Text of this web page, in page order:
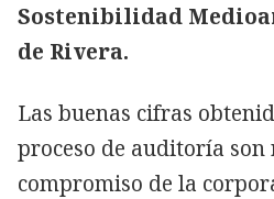
Sostenibilidad
de Rivera.
Las buenas cifras
proceso de auditoría
compromiso de la